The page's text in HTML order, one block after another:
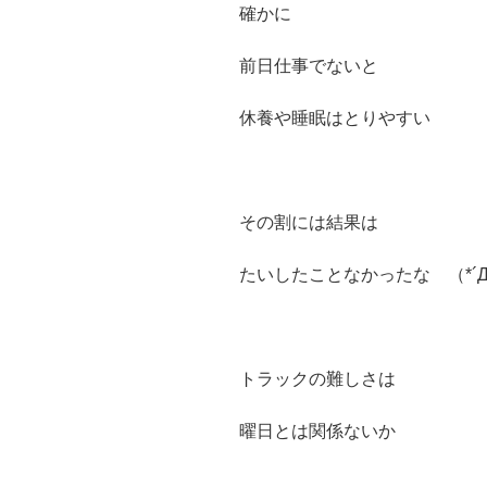
確かに
前日仕事でないと
休養や睡眠はとりやすい
その割には結果は
たいしたことなかったな （
トラックの難しさは
曜日とは関係ないか